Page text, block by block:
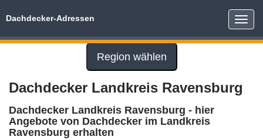
Toggle
Dachdecker-Adressen
Region wählen
Dachdecker Landkreis Ravensburg
Dachdecker Landkreis Ravensburg - hier
Angebote von Dachdecker im Landkreis
Ravensburg erhalten